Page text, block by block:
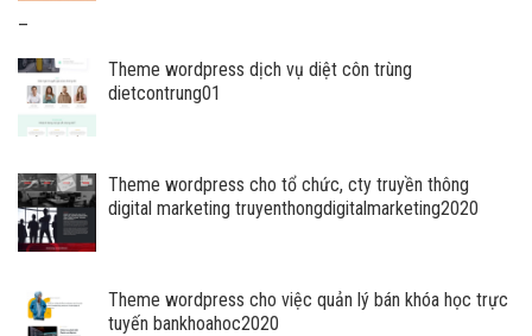
–
từ
400.000
VNĐ
20.000.000
VNĐ
Theme wordpress dịch vụ diệt côn trùng
dietcontrung01
Theme wordpress cho tổ chức, cty truyền thông
digital marketing truyenthongdigitalmarketing2020
Theme wordpress cho việc quản lý bán khóa học trực
tuyến bankhoahoc2020